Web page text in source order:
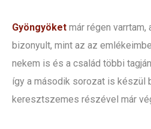
Gyöngyöket már régen varrtam,
bizonyult, mint az az
nekem is és a család többi
így a második sorozat is készül
keresztszemes részével már